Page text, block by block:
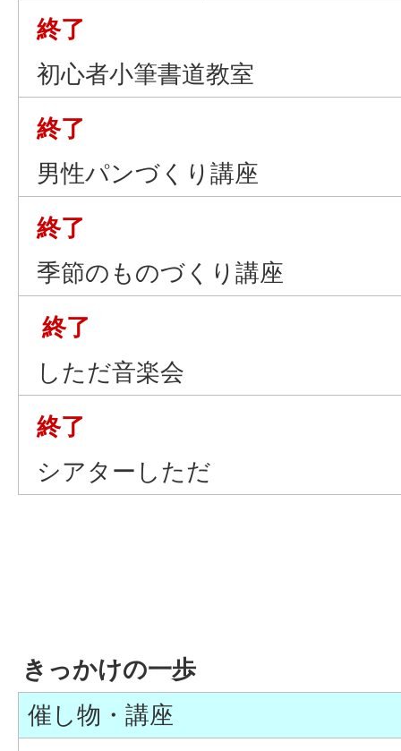
終了
初心者小筆書道教室
終了
男性パンづくり講座
終了
季節のものづくり講座
終了
しただ音楽会
終了
シアターしただ
きっかけの一歩
催し物・講座